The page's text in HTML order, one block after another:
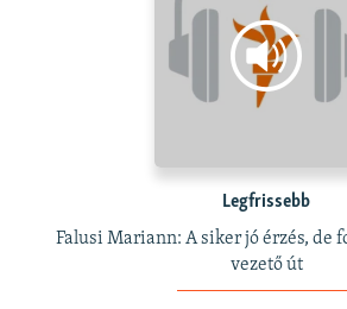
Legfrissebb
Falusi Mariann: A siker jó érzés, de
vezető út